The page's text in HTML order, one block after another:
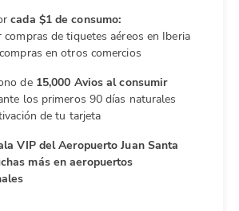
cada $1 de consumo:
de tiquetes aéreos en Iberia
en otros comercios
de 15,000 Avios al consumir
los primeros 90 días naturales
de tu tarjeta
VIP del Aeropuerto Juan Santa
más en aeropuertos